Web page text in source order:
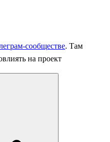
сообществе. Там
на проект